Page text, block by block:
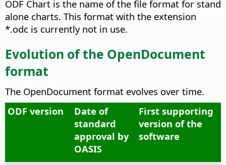
ODF Chart is the name of the file format for stand
alone charts. This format with the extension
*.odc is currently not in use.
Evolution of the OpenDocument
format
The OpenDocument format evolves over time.
ODF version
Date of
standard
approval by
OASIS
First supporting
version of the
software